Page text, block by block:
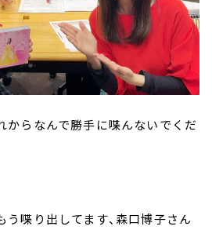
からなんで勝手に喋んないでくだ
う喋り出してます、森口博子さん